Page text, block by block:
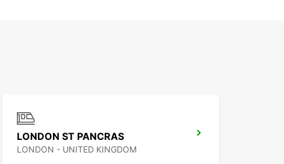
LONDON ST PANCRAS
LONDON - UNITED KINGDOM